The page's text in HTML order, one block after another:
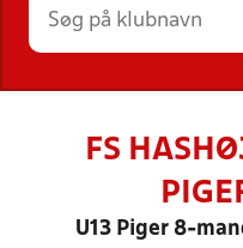
FS
U13 Piger 8-